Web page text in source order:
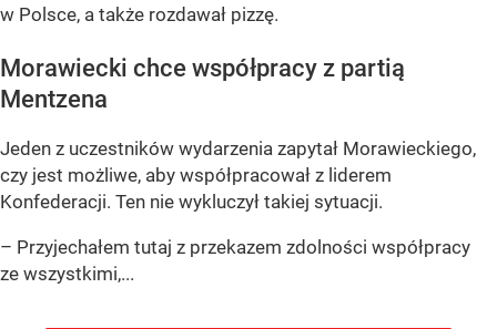
w Polsce, a także rozdawał pizzę.
Morawiecki chce współpracy z partią
Mentzena
Jeden z uczestników wydarzenia zapytał Morawieckiego,
czy jest możliwe, aby współpracował z liderem
Konfederacji. Ten nie wykluczył takiej sytuacji.
– Przyjechałem tutaj z przekazem zdolności współpracy
ze wszystkimi,...